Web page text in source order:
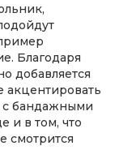
Благодаря
добавляется
акцентировать
бандажными
и в том, что
смотрится